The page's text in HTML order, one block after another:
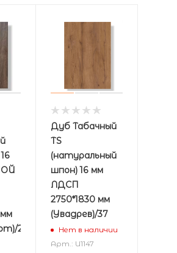
26
Дуб Табачный
TS
(натуральный
шпон) 16 мм
ЛДСП
2750*1830 мм
(Увадрев)/37
Нет в наличии
Арт.: U1147